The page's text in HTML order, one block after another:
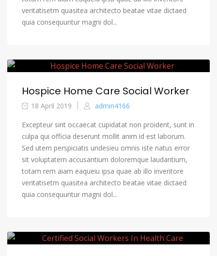
veritatisetm quasitea architecto beatae vitae dictaed
quia consequuntur magni dol...
Hospice Home Care Social Worker
18 April 2019 admin4166
Excepteur sint occaecat cupidatat non proident, sunt in
culpa qui officia deserunt mollit anim id est laborum.
Sed utem perspiciatis undesieu omnis iste natus error
sit voluptatem accusantium doloremque laudantium,
totam rem aiam eaqueiu ipsa quae ab illo inventore
veritatisetm quasitea architecto beatae vitae dictaed
quia consequuntur magni dol...